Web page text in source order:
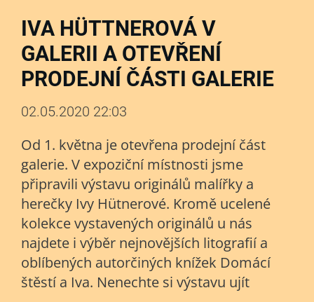
IVA HÜTTNEROVÁ V
GALERII A OTEVŘENÍ
PRODEJNÍ ČÁSTI GALERIE
02.05.2020 22:03
Od 1. května je otevřena prodejní část
galerie. V expoziční místnosti jsme
připravili výstavu originálů malířky a
herečky Ivy Hütnerové. Kromě ucelené
kolekce vystavených originálů u nás
najdete i výběr nejnovějších litografií a
oblíbených autorčiných knížek Domácí
štěstí a Iva. Nenechte si výstavu ujít